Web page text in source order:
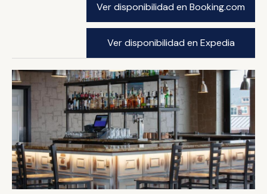
Ver disponibilidad en Booking.com
Ver disponibilidad en Expedia